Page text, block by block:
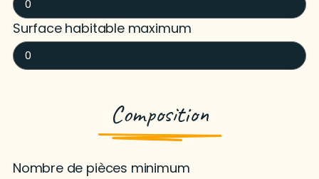
Surface habitable maximum
Composition
Nombre de pièces minimum